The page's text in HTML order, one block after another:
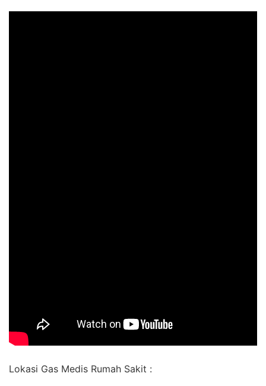
Lokasi Gas Medis Rumah Sakit :